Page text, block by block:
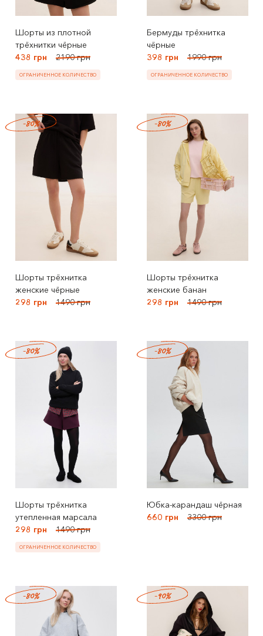
Шорты из плотной
трёхнитки чёрные
438 грн
2190 грн
ОГРАНИЧЕННОЕ КОЛИЧЕСТВО
Бермуды трёхнитка
чёрные
398 грн
1990 грн
ОГРАНИЧЕННОЕ КОЛИЧЕСТВО
Шорты трёхнитка
женские чёрные
298 грн
1490 грн
-80%
Шорты трёхнитка
женcкие банан
298 грн
1490 грн
-80%
Шорты трёхнитка
утепленная марсала
298 грн
1490 грн
ОГРАНИЧЕННОЕ КОЛИЧЕСТВО
-80%
Юбка-карандаш чёрная
660 грн
3300 грн
-80%
-80% -90%